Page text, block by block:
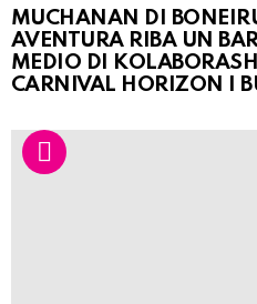
MUCHANAN DI
AVENTURA RIBA UN
MEDIO DI
CARNIVAL HORIZON I